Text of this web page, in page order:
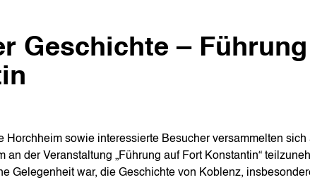
Geschichte –
Horchheim sowie interessierte Besucher versammelten sich
an der Veranstaltung „Führung auf Fort Konstantin“
Gelegenheit war, die Geschichte von Koblenz,